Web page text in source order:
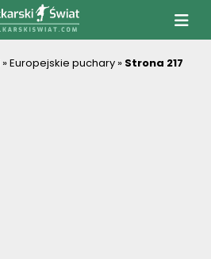
PiłkarskiSwiat.com
»Europejskie puchary » Strona 217